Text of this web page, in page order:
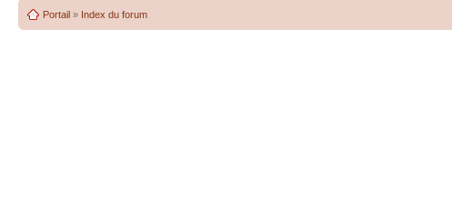
Portail » Index du forum